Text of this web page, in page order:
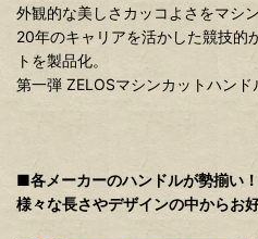
外観的な美しさカッコよさをマシ
20年のキャリアを活かした競技的
トを製品化。
第一弾 ZELOSマシンカットハンド
■各メーカーのハンドルが勢揃い！
様々な長さやデザインの中からお